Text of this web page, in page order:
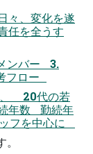
々、変化を遂
任を全うす
ンバー 3.
フロー
、 20代の若
年数 勤続年
フを中心に
。